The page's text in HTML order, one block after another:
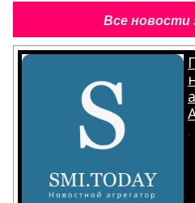
Все новости
.